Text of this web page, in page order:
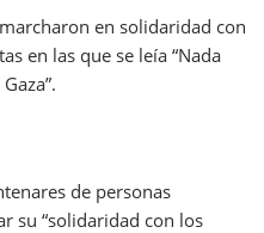
en solidaridad con
en las que se leía “Nada
de personas
su “solidaridad con los